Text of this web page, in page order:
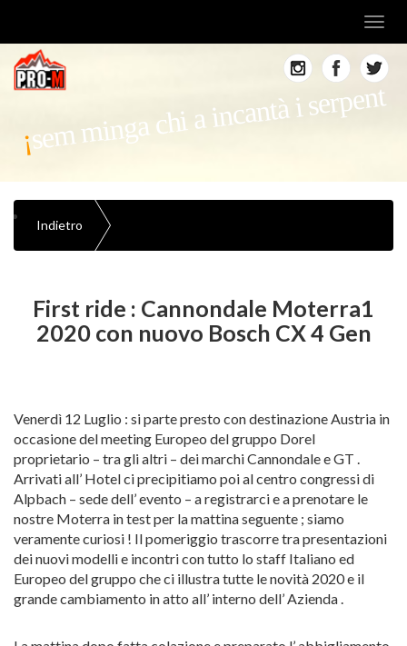
sem minga chi a incantà i serpent
Indietro
First ride : Cannondale Moterra1
2020 con nuovo Bosch CX 4 Gen
Venerdì 12 Luglio : si parte presto con destinazione Austria in
occasione del meeting Europeo del gruppo Dorel
proprietario – tra gli altri – dei marchi Cannondale e GT .
Arrivati all’ Hotel ci precipitiamo poi al centro congressi di
Alpbach – sede dell’ evento – a registrarci e a prenotare le
nostre Moterra in test per la mattina seguente ; siamo
veramente curiosi ! Il pomeriggio trascorre tra presentazioni
dei nuovi modelli e incontri con tutto lo staff Italiano ed
Europeo del gruppo che ci illustra tutte le novità 2020 e il
grande cambiamento in atto all’ interno dell’ Azienda .